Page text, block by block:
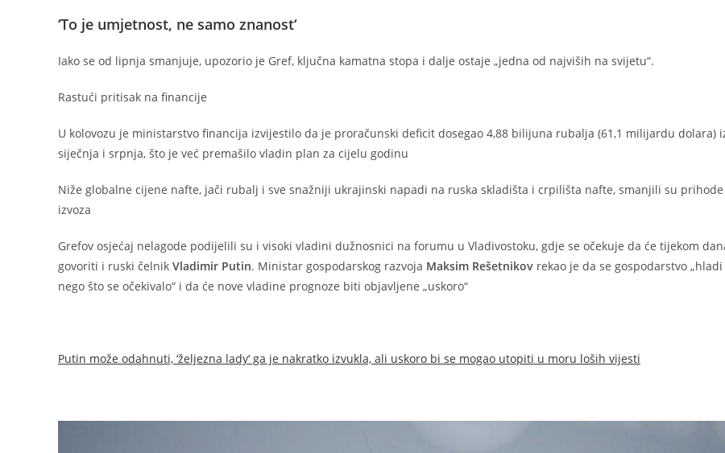
‘To je umjetnost, ne samo znanost‘
Iako se od lipnja smanjuje, upozorio je Gref, ključna kamatna stopa i dalje ostaje „jedna od najviših na svijetu“.
Rastući pritisak na financije
U kolovozu je ministarstvo financija izvijestilo da je proračunski deficit dosegao 4,88 bilijuna rubalja (61,1 milijardu dolara)
siječnja i srpnja, što je već premašilo vladin plan za cijelu godinu
Niže globalne cijene nafte, jači rubalj i sve snažniji ukrajinski napadi na ruska skladišta i crpilišta nafte, smanjili su
izvoza
Grefov osjećaj nelagode podijelili su i visoki vladini dužnosnici na forumu u Vladivostoku, gdje se očekuje da će tijekom
govoriti i ruski čelnik Vladimir Putin. Ministar gospodarskog razvoja Maksim Rešetnikov rekao je da se gospodarstvo
nego što se očekivalo“ i da će nove vladine prognoze biti objavljene „uskoro“
Putin može odahnuti, ‘željezna lady‘ ga je nakratko izvukla, ali uskoro bi se mogao utopiti u moru loših vijesti